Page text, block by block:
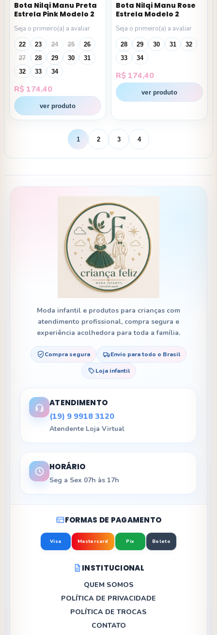
Bota Nilqi Manu Preta
Estrela Pink Modelo 2
Seja o primeiro(a) a avaliar
22 23 24 25
26
27
28 29 30
31
32
33 34
R$ 174,40
ver produto
Bota Nilqi Manu Rose
Estrela Modelo 2
Seja o primeiro(a) a avaliar
28 29 30 31
32
33
34
R$ 174,40
ver produto
1 2 3 4
Moda infantil e produtos para crianças com
atendimento profissional, compra segura e
experiência acolhedora para toda a família.
Compra segura Envio para todo o Brasil
Loja infantil
ATENDIMENTO
(19) 9 9918 3120
Atendente Loja Virtual
HORÁRIO
Seg a Sex 07h às 17h
FORMAS DE PAGAMENTO
Visa Mastercard Pix Boleto
INSTITUCIONAL
QUEM SOMOS
POLÍTICA DE PRIVACIDADE
POLÍTICA DE TROCAS
CONTATO